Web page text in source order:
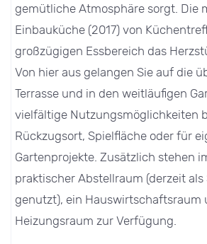
gemütliche Atmosphäre sorgt. Die
Einbauküche (2017) von
großzügigen Essbereich das
Von hier aus gelangen Sie auf die
Terrasse und in den weitläufigen
vielfältige Nutzungsmöglichkeiten
Rückzugsort, Spielfläche oder für
Gartenprojekte. Zusätzlich stehen
praktischer Abstellraum (derzeit
genutzt), ein Hauswirtschaftsraum
Heizungsraum zur Verfügung.